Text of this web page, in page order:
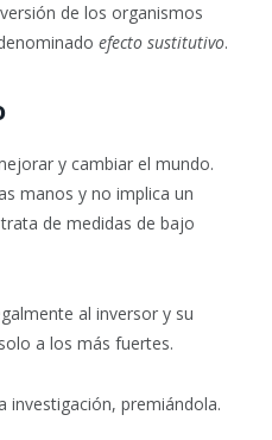
de los organismos
efecto sustitutivo.
y cambiar el mundo.
manos y no implica un
de medidas de bajo
al inversor y su
a los más fuertes.
premiándola.